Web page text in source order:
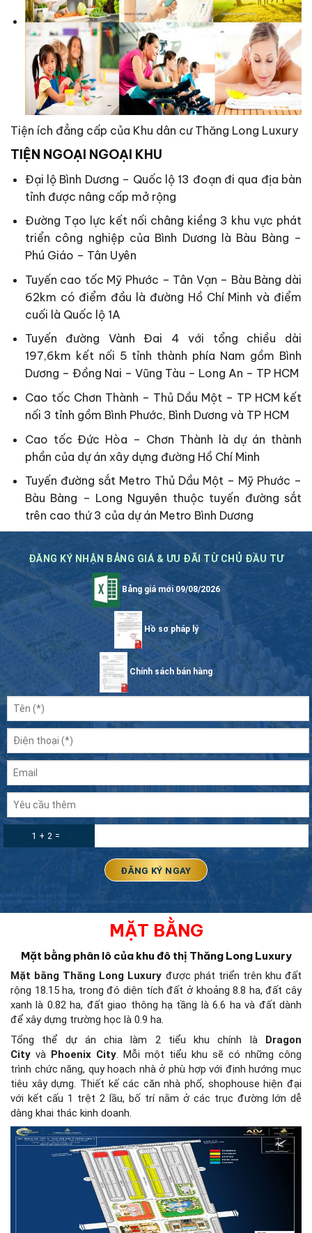
Tiện ích đẳng cấp của Khu dân cư Thăng Long Luxury
TIỆN NGOẠI NGOẠI KHU
Đại lộ Bình Dương – Quốc lộ 13 đoạn đi qua địa bàn
tỉnh được nâng cấp mở rộng
Đường Tạo lực kết nối châng kiềng 3 khu vực phát
triển công nghiệp của Bình Dương là Bàu Bàng –
Phú Giáo – Tân Uyên
Tuyến cao tốc Mỹ Phước – Tân Vạn – Bàu Bàng dài
62km có điểm đầu là đường Hồ Chí Minh và điểm
cuối là Quốc lộ 1A
Tuyến đường Vành Đai 4 với tổng chiều dài
197,6km kết nối 5 tỉnh thành phía Nam gồm Bình
Dương – Đồng Nai – Vũng Tàu – Long An – TP HCM
Cao tốc Chơn Thành – Thủ Dầu Một – TP HCM kết
nối 3 tỉnh gồm Bình Phước, Bình Dương và TP HCM
Cao tốc Đức Hòa – Chơn Thành là dự án thành
phần của dự án xây dựng đường Hồ Chí Minh
Tuyến đường sắt Metro Thủ Dầu Một – Mỹ Phước –
Bàu Bàng – Long Nguyên thuộc tuyến đường sắt
trên cao thứ 3 của dự án Metro Bình Dương
ĐĂNG KÝ NHẬN BẢNG GIÁ & ƯU ĐÃI TỪ CHỦ ĐẦU TƯ
Bảng giá mới 09/08/2026
Hồ sơ pháp lý
Chính sách bán hàng
1 + 2 =
MẶT BẰNG
Mặt bằng phân lô của khu đô thị Thăng Long Luxury
Mặt bằng Thăng Long Luxury được phát triển trên khu đất
rộng 18.15 ha, trong đó diện tích đất ở khoảng 8.8 ha, đất cây
xanh là 0.82 ha, đất giao thông hạ tầng là 6.6 ha và đất dành
để xây dựng trường học là 0.9 ha.
Tổng thể dự án chia làm 2 tiểu khu chính là Dragon
City và Phoenix City . Mỗi một tiểu khu sẽ có những công
trình chức năng, quy hoạch nhà ở phù hợp với định hướng mục
tiêu xây dựng. Thiết kế các căn nhà phố, shophouse hiện đại
với kết cấu 1 trệt 2 lầu, bố trí nằm ở các trục đường lớn dễ
dàng khai thác kinh doanh.